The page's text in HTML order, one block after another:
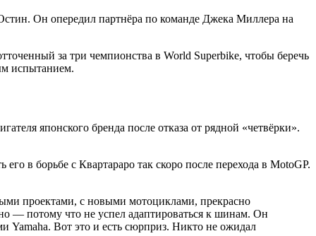
Он опередил партнёра по команде Джека Миллера на
за три чемпионства в World Superbike, чтобы беречь
испытанием.
японского бренда после отказа от рядной «четвёрки».
в борьбе с Квартараро так скоро после перехода в MotoGP.
проектами, с новыми мотоциклами, прекрасно
— потому что не успел адаптироваться к шинам. Он
Yamaha. Вот это и есть сюрприз. Никто не ожидал